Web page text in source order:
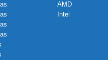
AMD
Intel